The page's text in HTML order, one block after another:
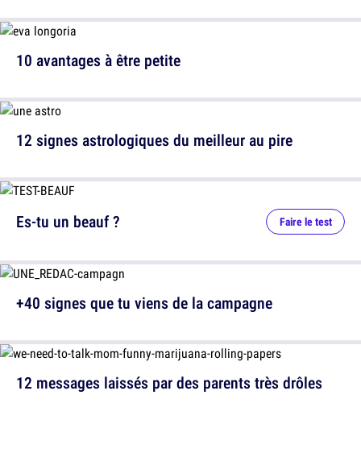
10 avantages à être petite
12 signes astrologiques du meilleur au pire
12 messages laissés par des parents très drôles
Es-tu un beauf ? Faire le test
+40 signes que tu viens de la campagne